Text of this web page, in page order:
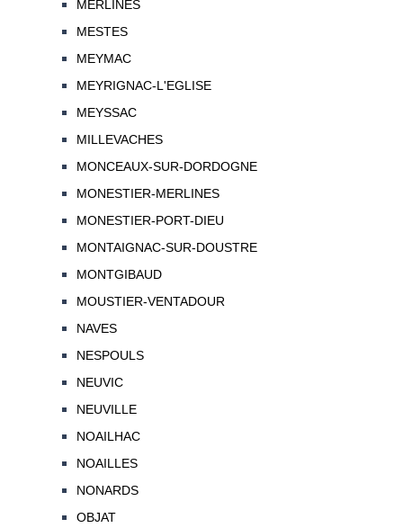
MERLINES
MESTES
MEYMAC
MEYRIGNAC-L'EGLISE
MEYSSAC
MILLEVACHES
MONCEAUX-SUR-DORDOGNE
MONESTIER-MERLINES
MONESTIER-PORT-DIEU
MONTAIGNAC-SUR-DOUSTRE
MONTGIBAUD
MOUSTIER-VENTADOUR
NAVES
NESPOULS
NEUVIC
NEUVILLE
NOAILHAC
NOAILLES
NONARDS
OBJAT